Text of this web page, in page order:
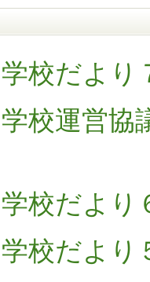
校だより
校運営協
校だより
校だより